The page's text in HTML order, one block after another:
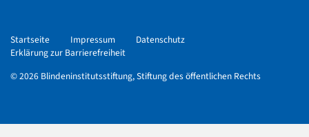
Startseite Impressum
Datenschutz
Erklärung zur Barrierefreiheit
© 2026 Blindeninstitutsstiftung, Stiftung des öffentlichen Rechts